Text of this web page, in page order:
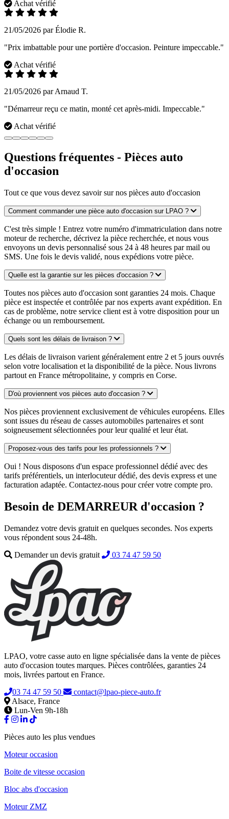
Achat vérifié
21/05/2026 par Élodie R.
"Prix imbattable pour une portière d'occasion. Peinture impeccable."
Achat vérifié
21/05/2026 par Arnaud T.
"Démarreur reçu ce matin, monté cet après-midi. Impeccable."
Achat vérifié
Questions fréquentes - Pièces auto
d'occasion
Tout ce que vous devez savoir sur nos pièces auto d'occasion
Comment commander une pièce auto d'occasion sur LPAO ?
C'est très simple ! Entrez votre numéro d'immatriculation dans notre
moteur de recherche, décrivez la pièce recherchée, et nous vous
envoyons un devis personnalisé sous 24 à 48 heures par mail ou
SMS. Une fois le devis validé, nous expédions votre pièce.
Quelle est la garantie sur les pièces d'occasion ?
Toutes nos pièces auto d'occasion sont garanties 24 mois. Chaque
pièce est inspectée et contrôlée par nos experts avant expédition. En
cas de problème, notre service client est à votre disposition pour un
échange ou un remboursement.
Quels sont les délais de livraison ?
Les délais de livraison varient généralement entre 2 et 5 jours ouvrés
selon votre localisation et la disponibilité de la pièce. Nous livrons
partout en France métropolitaine, y compris en Corse.
D'où proviennent vos pièces auto d'occasion ?
Nos pièces proviennent exclusivement de véhicules européens. Elles
sont issues du réseau de casses automobiles partenaires et sont
soigneusement sélectionnées pour leur qualité et leur état.
Proposez-vous des tarifs pour les professionnels ?
Oui ! Nous disposons d'un espace professionnel dédié avec des
tarifs préférentiels, un interlocuteur dédié, des devis express et une
facturation adaptée. Contactez-nous pour créer votre compte pro.
Besoin de DEMARREUR d'occasion ?
Demandez votre devis gratuit en quelques secondes. Nos experts
vous répondent sous 24-48h.
Demander un devis gratuit
03 74 47 59 50
LPAO, votre casse auto en ligne spécialisée dans la vente de pièces
auto d'occasion toutes marques. Pièces contrôlées, garanties 24
mois, livrées partout en France.
03 74 47 59 50
contact@lpao-piece-auto.fr
Alsace, France
Lun-Ven 9h-18h
Pièces auto les plus vendues
Moteur occasion
Boite de vitesse occasion
Bloc abs d'occasion
Moteur ZMZ